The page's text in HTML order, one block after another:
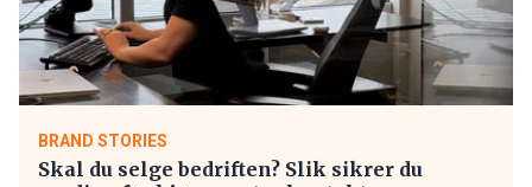
BRAND STORIES
Skal du selge bedriften? Slik sikrer du